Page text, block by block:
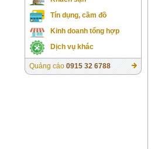
Tín dụng, cầm đồ
Kinh doanh tổng hợp
Dịch vụ khác
Quảng cáo 0915 32 6788